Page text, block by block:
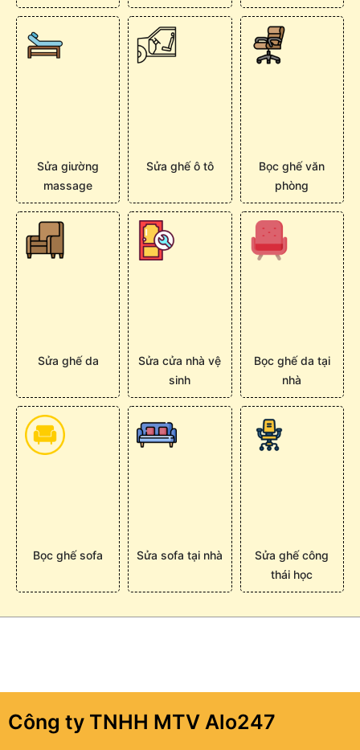
Sửa giường
massage
Sửa ghế ô tô
Bọc ghế văn
phòng
Sửa ghế da
Sửa cửa nhà vệ
sinh
Bọc ghế da tại
nhà
Bọc ghế sofa Sửa sofa tại nhà
Sửa ghế công
thái học
Công ty TNHH MTV Alo247